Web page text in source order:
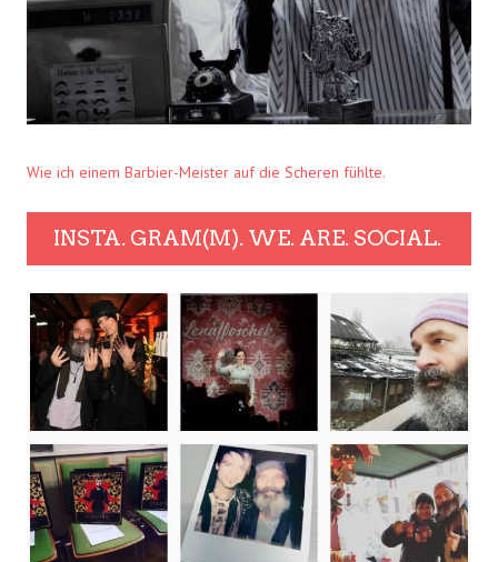
Wie ich einem Barbier-Meister auf die Scheren fühlte.
INSTA. GRAM(M). WE. ARE. SOCIAL.